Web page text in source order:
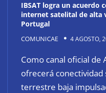
IBSAT logra un acuerdo
internet satelital de alta
Portugal
COMUNICAE 4 AGOSTO,
Como canal oficial de
ofrecerá
terrestre baja